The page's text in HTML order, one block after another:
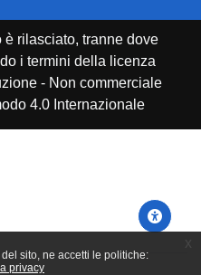
sito, ne accetti le politiche:
privacy
è rilasciato, tranne dove
i termini della licenza
- Non commerciale
4.0 Internazionale